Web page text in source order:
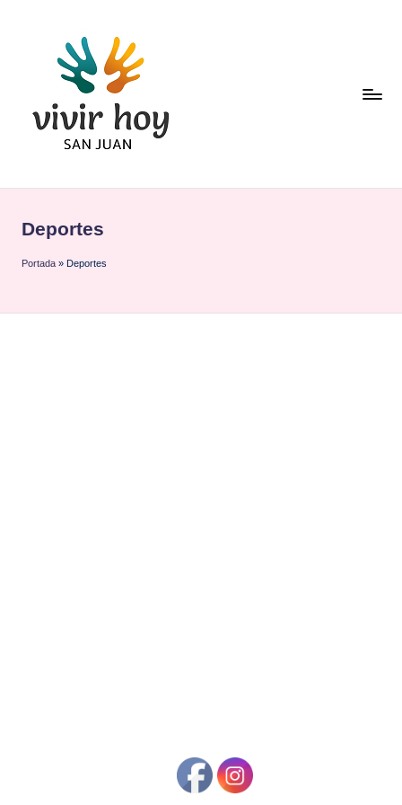
Saltar
contenido
Deportes
Portada » Deportes